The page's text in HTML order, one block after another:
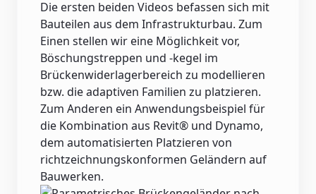
Die ersten beiden Videos befassen sich mit
Bauteilen aus dem Infrastrukturbau. Zum
Einen stellen wir eine Möglichkeit vor,
Böschungstreppen und -kegel im
Brückenwiderlagerbereich zu modellieren
bzw. die adaptiven Familien zu platzieren.
Zum Anderen ein Anwendungsbeispiel für
die Kombination aus Revit® und Dynamo,
dem automatisierten Platzieren von
richtzeichnungskonformen Geländern auf
Bauwerken.